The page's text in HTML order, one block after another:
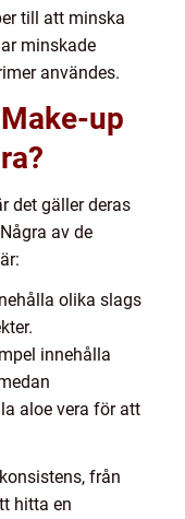
till att minska
minskade
användes.
up
det gäller deras
av de
olika slags
innehålla
aloe vera för att
från
hitta en